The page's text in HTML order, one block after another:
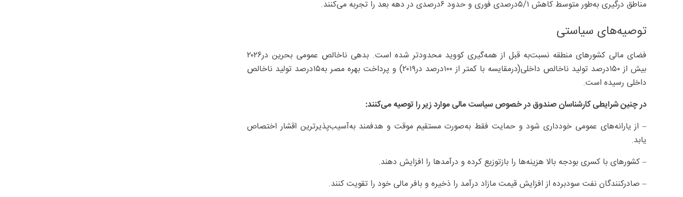
مناطق درگیری به‌طور متوسط کاهش ۵/۱‌درصدی فوری و حدود ۶‌درصدی در دهه بعد را تجربه می‌کنند.
توصیه‌های سیاستی
فضای مالی کشورهای منطقه نسبت‌به ‌قبل از همه‌گیری کووید محدودتر شده است. بدهی ناخالص عمومی بحرین در۲۰۲۶
بیش از ۱۵۰‌درصد تولید ناخالص داخلی(درمقایسه با کمتر از ۱۰۰‌درصد در۲۰۱۹) و پرداخت بهره مصر به‌۱۵‌درصد تولید ناخالص
داخلی رسیده است.
در چنین شرایطی کارشناسان صندوق در خصوص سیاست مالی موارد زیر را توصیه می‌کنند:
– از یارانه‌های عمومی خودداری شود و حمایت فقط به‌صورت مستقیم موقت و هدفمند به‌آسیب‌پذیرترین اقشار اختصاص
یابد.
– کشورهای با کسری بودجه بالا هزینه‌ها را بازتوزیع کرده و درآمدها را افزایش دهند.
– صادرکنندگان نفت سودبرده از افزایش قیمت مازاد درآمد را ذخیره و بافر مالی خود را تقویت کنند.